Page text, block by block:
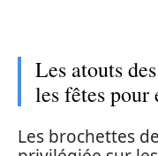
Les atouts
les fêtes pour
Les brochettes